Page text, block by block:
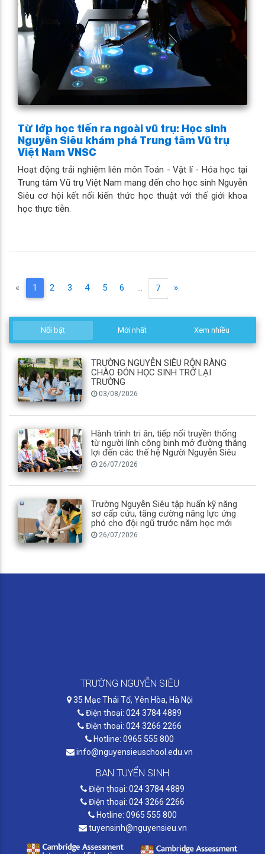
Từ lớp học tiến ra ngoài vũ trụ: Học sinh
Nguyễn Siêu khám phá Trung tâm Vũ trụ
Việt Nam VNSC
Hoạt động trải nghiệm liên môn Toán - Vật lí - Hóa học tại
Trung tâm Vũ trụ Việt Nam mang đến cho học sinh Nguyễn
Siêu cơ hội kết nối kiến thức học thuật với thế giới khoa
học thực tiễn.
« 1 (current)
2 3 4 5 6 ... 7 »
Nổi bật Mới nhất Xem nhiều
TRƯỜNG NGUYỄN SIÊU RỘN RÀNG
CHÀO ĐÓN HỌC SINH TRỞ LẠI
TRƯỜNG
03/08/2026
Hành trình tri ân, tiếp nối truyền thống
từ người lính công binh mở đường thắng
lợi đến các thế hệ Người Nguyễn Siêu
26/07/2026
Trường Nguyễn Siêu tập huấn kỹ năng
sơ cấp cứu, tăng cường năng lực ứng
phó cho đội ngũ trước năm học mới
26/07/2026
TRƯỜNG NGUYỄN SIÊU
35 Mạc Thái Tổ, Yên Hòa, Hà Nội
Điện thoại: 024 3784 4889
Điện thoại: 024 3266 2266
Hotline: 0965 555 800
info@nguyensieuschool.edu.vn
BAN TUYỂN SINH
Điện thoại: 024 3784 4889
Điện thoại: 024 3266 2266
Hotline: 0965 555 800
tuyensinh@nguyensieu.vn